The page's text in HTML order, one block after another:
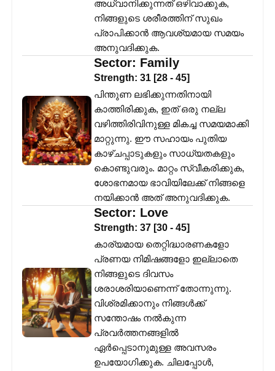
അധ്വാനിക്കുന്നത് ഒഴിവാക്കുക,
നിങ്ങളുടെ ശരീരത്തിന് സുഖം
പ്രാപിക്കാൻ ആവശ്യമായ സമയം
അനുവദിക്കുക.
Sector: Family
Strength: 31 [28 - 45]
പിന്തുണ ലഭിക്കുന്നതിനായി
കാത്തിരിക്കുക, ഇത് ഒരു നല്ല
വഴിത്തിരിവിനുള്ള മികച്ച സമയമാക്കി
മാറ്റുന്നു. ഈ സഹായം പുതിയ
കാഴ്ചപ്പാടുകളും സാധ്യതകളും
കൊണ്ടുവരും. മാറ്റം സ്വീകരിക്കുക,
ശോഭനമായ ഭാവിയിലേക്ക് നിങ്ങളെ
നയിക്കാൻ അത് അനുവദിക്കുക.
Sector: Love
Strength: 37 [30 - 45]
കാര്യമായ തെറ്റിദ്ധാരണകളോ
പ്രണയ നിമിഷങ്ങളോ ഇല്ലാതെ
നിങ്ങളുടെ ദിവസം
ശരാശരിയാണെന്ന് തോന്നുന്നു.
വിശ്രമിക്കാനും നിങ്ങൾക്ക്
സന്തോഷം നൽകുന്ന
പ്രവർത്തനങ്ങളിൽ
ഏർപ്പെടാനുമുള്ള അവസരം
ഉപയോഗിക്കുക. ചിലപ്പോൾ,